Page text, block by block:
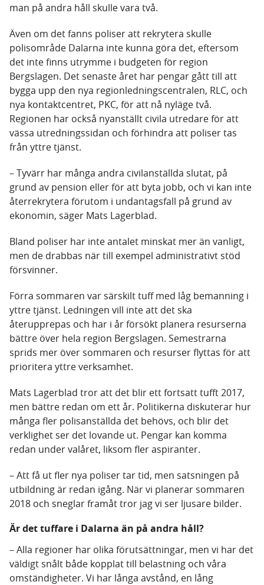
man på andra håll skulle vara två.
Även om det fanns poliser att rekrytera skulle
polisområde Dalarna inte kunna göra det, eftersom
det inte finns utrymme i budgeten för region
Bergslagen. Det senaste året har pengar gått till att
bygga upp den nya regionledningscentralen, RLC, och
nya kontaktcentret, PKC, för att nå nyläge två.
Regionen har också nyanställt civila utredare för att
vässa utredningssidan och förhindra att poliser tas
från yttre tjänst.
– Tyvärr har många andra civilanställda slutat, på
grund av pension eller för att byta jobb, och vi kan inte
återrekrytera förutom i undantagsfall på grund av
ekonomin, säger Mats Lagerblad.
Bland poliser har inte antalet minskat mer än vanligt,
men de drabbas när till exempel administrativt stöd
försvinner.
Förra sommaren var särskilt tuff med låg bemanning i
yttre tjänst. Ledningen vill inte att det ska
återupprepas och har i år försökt planera resurserna
bättre över hela region Bergslagen. Semestrarna
sprids mer över sommaren och resurser flyttas för att
prioritera yttre verksamhet.
Mats Lagerblad tror att det blir ett fortsatt tufft 2017,
men bättre redan om ett år. Politikerna diskuterar hur
många fler polisanställda det behövs, och blir det
verklighet ser det lovande ut. Pengar kan komma
redan under valåret, liksom fler aspiranter.
– Att få ut fler nya poliser tar tid, men satsningen på
utbildning är redan igång. När vi planerar sommaren
2018 och sneglar framåt tror jag vi ser ljusare bilder.
Är det tuffare i Dalarna än på andra håll?
– Alla regioner har olika förutsättningar, men vi har det
väldigt snålt både kopplat till belastning och våra
omständigheter. Vi har långa avstånd, en lång